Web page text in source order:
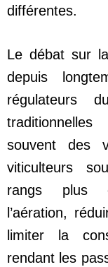
différentes.
Le débat sur
depuis
régulateurs
souvent des
viticulteurs
rangs plus
l’aération,
limiter la
rendant les